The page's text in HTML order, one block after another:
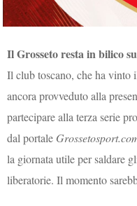
Il Grosseto resta in bilico
Il club toscano, che ha vinto
ancora provveduto alla
partecipare alla terza serie
dal portale
la giornata utile per saldare
liberatorie. Il momento